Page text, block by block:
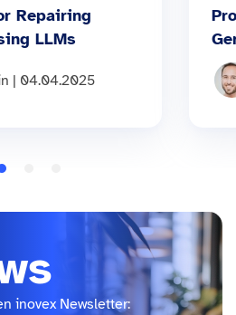
Repairing
LLMs
| 04.04.2025
inovex Newsletter: